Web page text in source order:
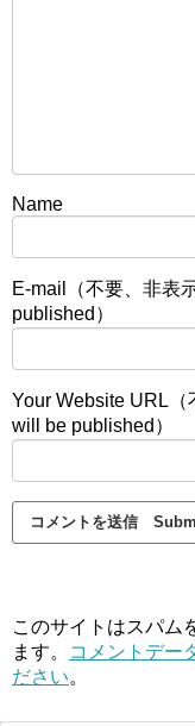
Name
E-mail（不要、非表
published）
Your Website URL
will be published）
このサイトはスパム
ます。
コメントデー
ださい。